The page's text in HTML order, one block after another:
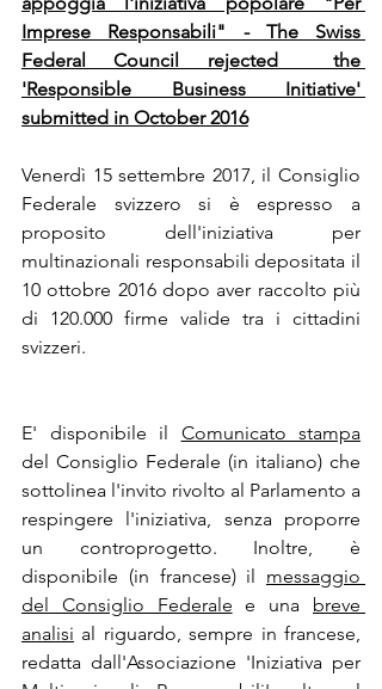
Imprese Responsabili" - The Swiss
Federal Council rejected  the
'Responsible Business Initiative'
submitted in October 2016
Venerdì 15 settembre 2017, il Consiglio
Federale svizzero si è espresso a
proposito dell'iniziativa per
multinazionali responsabili depositata il
10 ottobre 2016 dopo aver raccolto più
di 120.000 firme valide tra i cittadini
svizzeri.
E' disponibile il Comunicato stampa
del Consiglio Federale (in italiano) che
sottolinea l'invito rivolto al Parlamento a
respingere l'iniziativa, senza proporre
un controprogetto. Inoltre, è
disponibile (in francese) il messaggio
del Consiglio Federale e una breve
analisi al riguardo, sempre in francese,
redatta dall'Associazione 'Iniziativa per